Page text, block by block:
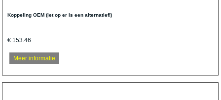
Koppeling OEM (let op er is een alternatief!)
€ 153.46
Meer informatie